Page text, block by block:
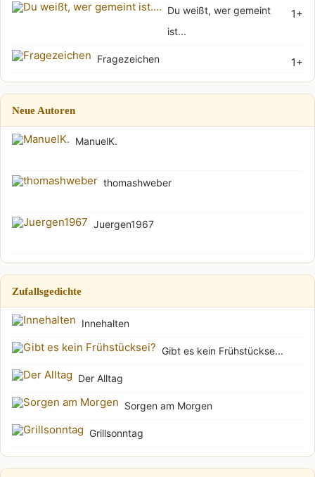
1+
Du weißt, wer gemeint
ist...
1+
Fragezeichen
Neue Autoren
ManuelK.
thomashweber
Juergen1967
Zufallsgedichte
Innehalten
Gibt es kein Frühstückse...
Der Alltag
Sorgen am Morgen
Grillsonntag